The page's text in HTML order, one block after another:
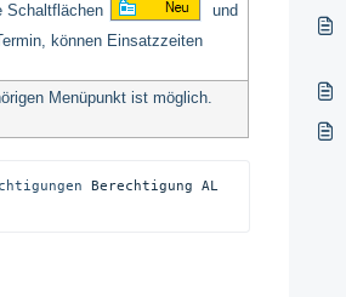
Schaltflächen
und
können Einsatzzeiten
Menüpunkt ist möglich.
Berechtigung AL